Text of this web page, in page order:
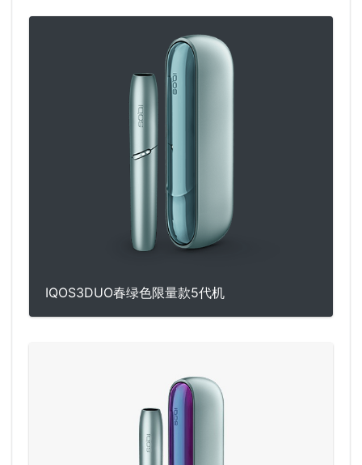
IQOS3DUO春绿色限量款5代机